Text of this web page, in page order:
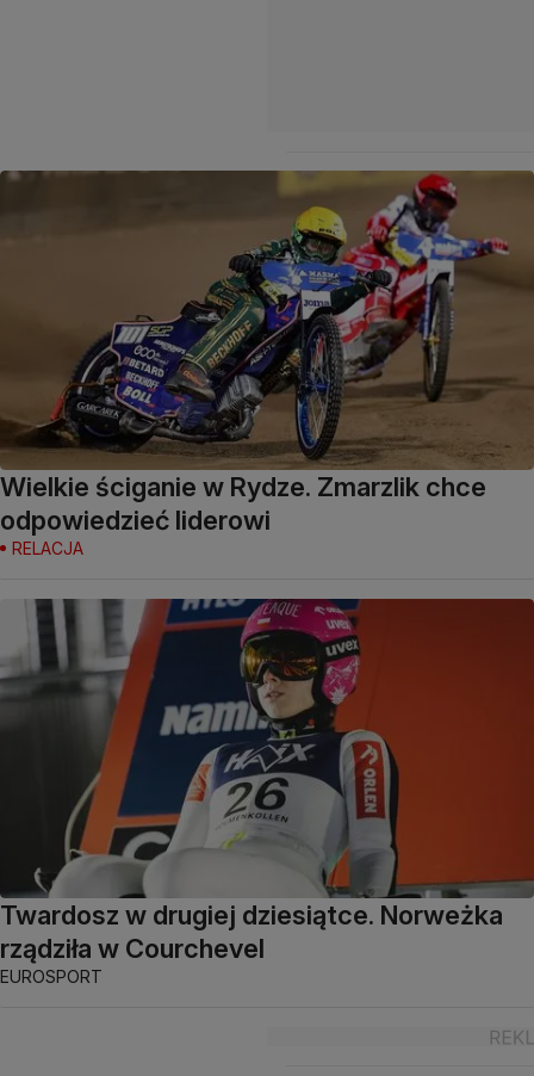
Wielkie ściganie w Rydze. Zmarzlik chce
odpowiedzieć liderowi
RELACJA
Twardosz w drugiej dziesiątce. Norweżka
rządziła w Courchevel
EUROSPORT